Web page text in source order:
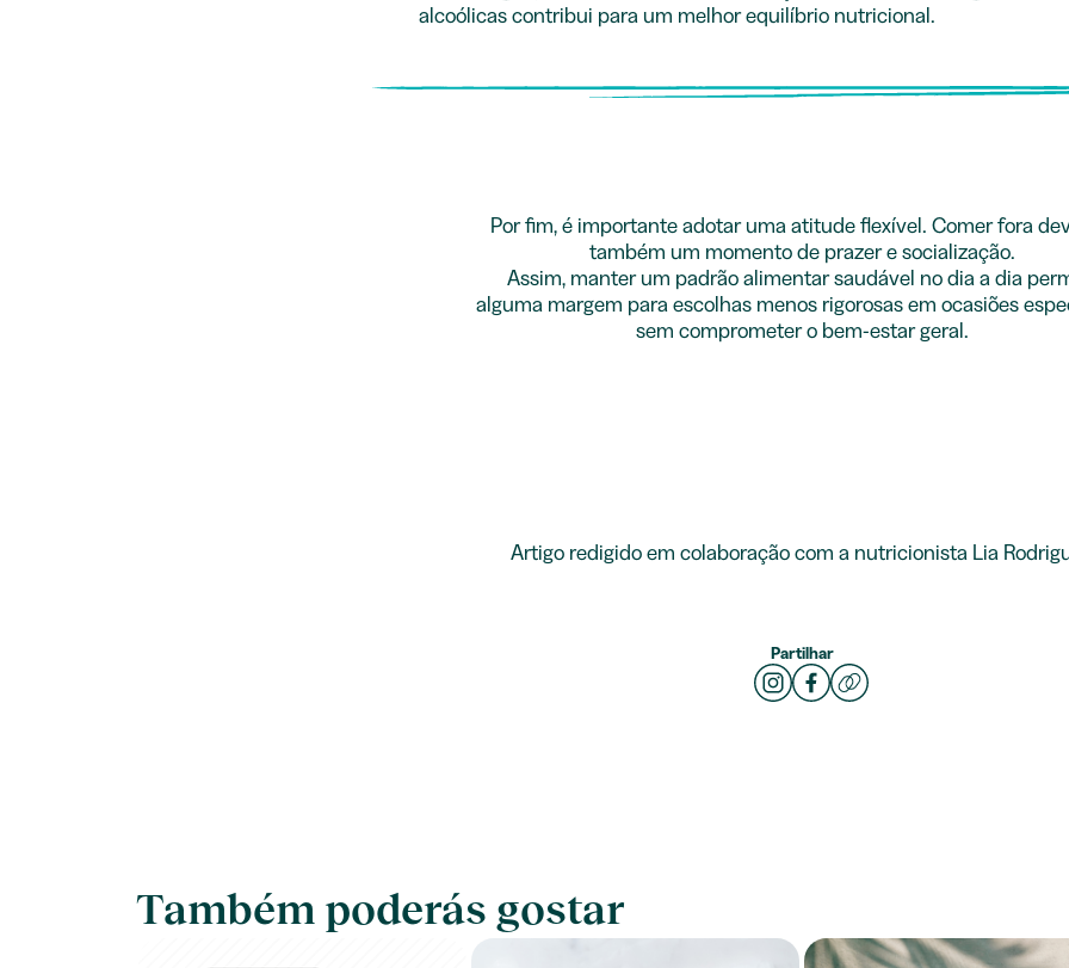
alcoólicas contribui para um melhor equilíbrio nutricional.
Por fim, é importante adotar uma atitude flexível. Comer fora
também um momento de prazer e socialização.
Assim, manter um padrão alimentar saudável no dia a dia
alguma margem para escolhas menos rigorosas em ocasiões
sem comprometer o bem-estar geral.
Artigo redigido em colaboração com a nutricionista Lia
Partilhar
Também poderás gostar